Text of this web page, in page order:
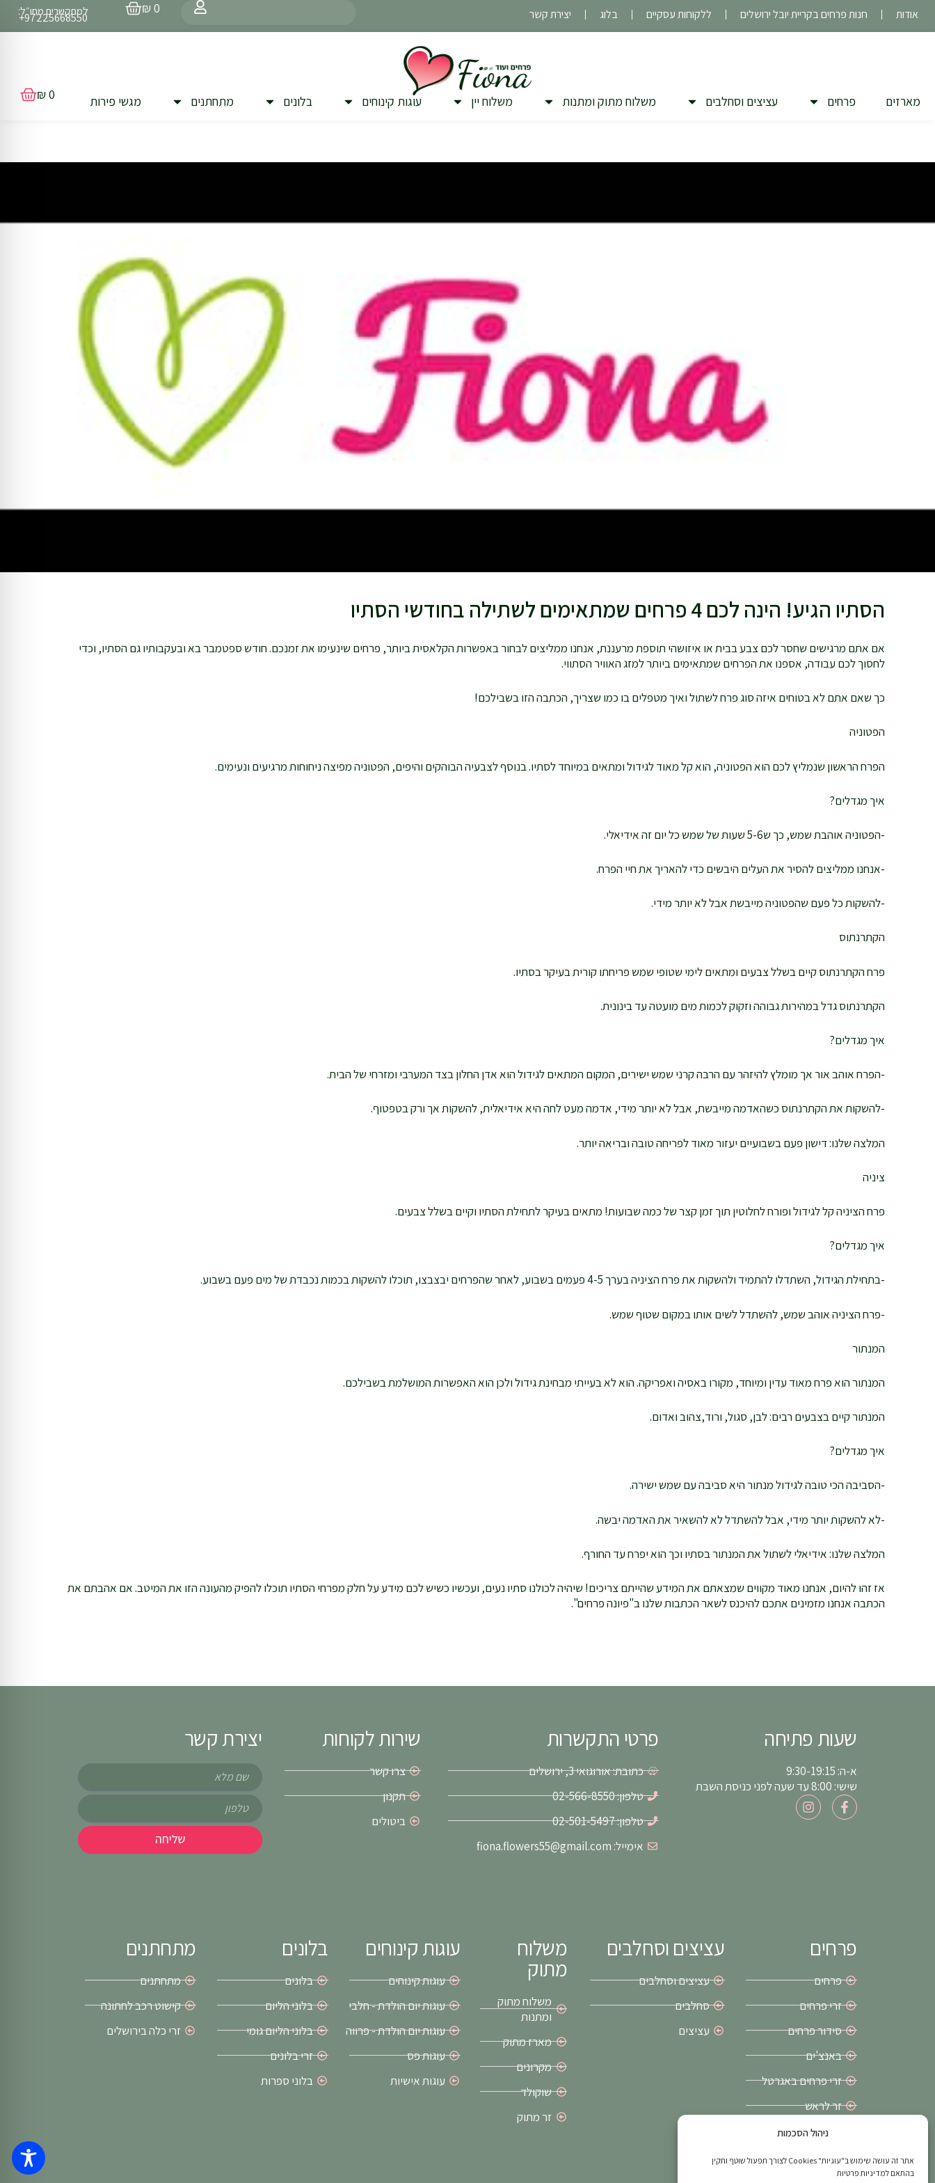
ניהול הסכמות
אתר זה עושה שימוש ב"עוגיות" Cookies לצורך תפעול שוטף ותקין
בהתאם למדיניות פרטיות
לתוכן
אודות חנות פרחים בקריית יובל ירושלים ללקוחות עסקיים בלוג יצירת קשר ₪ 0 עגלת
קניות למתקשרים מחו״ל:
97225668550+
מארזים פרחים עציצים וסחלבים משלוח מתוק ומתנות משלוח יין עוגות קינוחים בלונים מתחתנים מגשי פירות ₪0 עגלת
קניות
הסתיו הגיע! הינה לכם 4 פרחים שמתאימים לשתילה בחודשי הסתיו
אם אתם מרגישים שחסר לכם צבע בבית או איזושהי תוספת מרעננת, אנחנו ממליצים לבחור באפשרות הקלאסית ביותר, פרחים שינעימו את זמנכם. חודש ספטמבר בא ובעקבותיו גם הסתיו, וכדי
לחסוך לכם עבודה, אספנו את הפרחים שמתאימים ביותר למזג האוויר הסתווי.
כך שאם אתם לא בטוחים איזה סוג פרח לשתול ואיך מטפלים בו כמו שצריך, הכתבה הזו בשבילכם!
הפטוניה
הפרח הראשון שנמליץ לכם הוא הפטוניה, הוא קל מאוד לגידול ומתאים במיוחד לסתיו. בנוסף לצבעיה הבוהקים והיפים, הפטוניה מפיצה ניחוחות מרגיעים ונעימים.
איך מגדלים?
-הפטוניה אוהבת שמש, כך ש5-6 שעות של שמש כל יום זה אידיאלי.
-אנחנו ממליצים להסיר את העלים היבשים כדי להאריך את חיי הפרח.
-להשקות כל פעם שהפטוניה מייבשת אבל לא יותר מידי.
הקתרנתוס
פרח הקתרנתוס קיים בשלל צבעים ומתאים לימי שטופי שמש פריחתו קורית בעיקר בסתיו.
הקתרנתוס גדל במהירות גבוהה וזקוק לכמות מים מועטה עד בינונית.
איך מגדלים?
-הפרח אוהב אור אך מומלץ להיזהר עם הרבה קרני שמש ישירים, המקום המתאים לגידול הוא אדן החלון בצד המערבי ומזרחי של הבית.
-להשקות את הקתרנתוס כשהאדמה מייבשת, אבל לא יותר מידי, אדמה מעט לחה היא אידיאלית, להשקות אך ורק בטפטוף.
המלצה שלנו: דישון פעם בשבועיים יעזור מאוד לפריחה טובה ובריאה יותר.
ציניה
פרח הציניה קל לגידול ופורח לחלוטין תוך זמן קצר של כמה שבועות! מתאים בעיקר לתחילת הסתיו וקיים בשלל צבעים.
איך מגדלים?
-בתחילת הגידול, השתדלו להתמיד ולהשקות את פרח הציניה בערך 4-5 פעמים בשבוע, לאחר שהפרחים יבצבצו, תוכלו להשקות בכמות נכבדת של מים פעם בשבוע.
-פרח הציניה אוהב שמש, להשתדל לשים אותו במקום שטוף שמש.
המנתור
המנתור הוא פרח מאוד עדין ומיוחד, מקורו באסיה ואפריקה. הוא לא בעייתי מבחינת גידול ולכן הוא האפשרות המושלמת בשבילכם.
המנתור קיים בצבעים רבים: לבן, סגול, ורוד,צהוב ואדום.
איך מגדלים?
-הסביבה הכי טובה לגידול מנתור היא סביבה עם שמש ישירה.
-לא להשקות יותר מידי, אבל להשתדל לא להשאיר את האדמה יבשה.
המלצה שלנו: אידיאלי לשתול את המנתור בסתיו וכך הוא יפרח עד החורף.
אז זהו להיום, אנחנו מאוד מקווים שמצאתם את המידע שהייתם צריכים! שיהיה לכולנו סתיו נעים, ועכשיו כשיש לכם מידע על חלק מפרחי הסתיו תוכלו להפיק מהעונה הזו את המיטב. אם אהבתם את
הכתבה אנחנו מזמינים אתכם להיכנס לשאר הכתבות שלנו ב"פיונה פרחים".
שעות פתיחה
א-ה: 9:30-19:15
שישי: 8:00 עד שעה לפני כניסת השבת
F
a
c
I
n
s
פרטי התקשרות
כתובת: אורוגואי 3, ירושלים
טלפון: 02-566-8550
טלפון: 02-501-5497
אימייל: fiona.flowers55@gmail.com
שירות לקוחות
צרו קשר
תקנון
ביטולים
יצירת קשר
שם
טלפון
שליחה
פרחים
פרחים
זרי פרחים
סידור פרחים
באנצ'ים
זרי פרחים באגרטל
זר לראש
זרי כלה בירושלים
פרחים ליום הולדת
עציצים וסחלבים
עציצים וסחלבים
סחלבים
עציצים
משלוח
מתוק
משלוח מתוק
ומתנות
מארז מתוק
מקרונים
שוקולד
זר מתוק
עוגות קינוחים
עוגות קינוחים
עוגות יום הולדת - חלבי
עוגות יום הולדת - פרווה
עוגות פס
עוגות אישיות
בלונים
בלונים
בלוני הליום
בלוני הליום גומי
זרי בלונים
בלוני ספרות
מתחתנים
מתחתנים
קישוט רכב לחתונה
זרי כלה בירושלים